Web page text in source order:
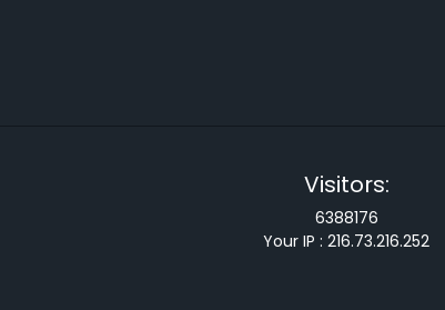
Visitors:
6388176
Your IP : 216.73.216.252